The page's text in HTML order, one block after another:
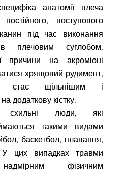
анатомії плеча
поступового
під час виконання
плечовим суглобом.
причини на акроміоні
хрящовий рудимент,
стає щільнішим і
додаткову кістку.
схильні люди, які
такими видами
баскетбол, плавання,
У цих випадках травми
фізичним